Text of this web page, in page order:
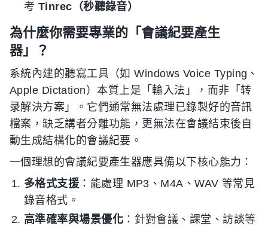
考 Tinrec（秒聽錄音）
為什麼你需要專業的「會議紀要產生
器」？
系統內建的聽寫工具（如 Windows Voice Typing、
Apple Dictation）本質上是「輸入法」，而非「转
录解決方案」。它們通常無法處理已錄製好的音訊
檔案，缺乏講者分離功能，更無法在會議結束後自
動生成結構化的會議紀要。
一個理想的會議紀要產生器應具備以下核心能力：
多格式支援 ：能處理 MP3、M4A、WAV 等常見
錄音格式。
高準確率與場景優化 ：針對會議、課堂、訪談等